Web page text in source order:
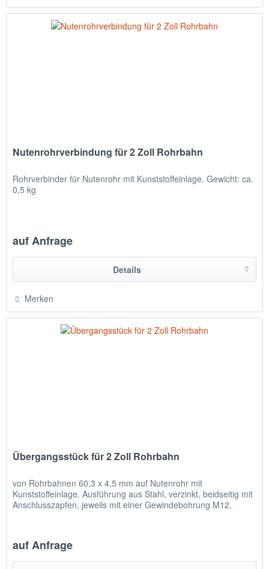
Nutenrohrverbindung für 2 Zoll Rohrbahn
Rohrverbinder für Nutenrohr mit Kunststoffeinlage. Gewicht: ca.
0,5 kg
auf Anfrage
Details
Merken
Übergangsstück für 2 Zoll Rohrbahn
von Rohrbahnen 60,3 x 4,5 mm auf Nutenrohr mit
Kunststoffeinlage. Ausführung aus Stahl, verzinkt, beidseitig mit
Anschlusszapfen, jeweils mit einer Gewindebohrung M12.
auf Anfrage